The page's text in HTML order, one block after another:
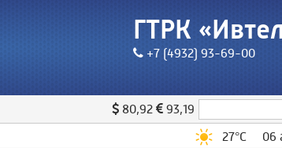
ГТРК
+7 (4932) 93-69-00
80,92
93,19
27°C 06